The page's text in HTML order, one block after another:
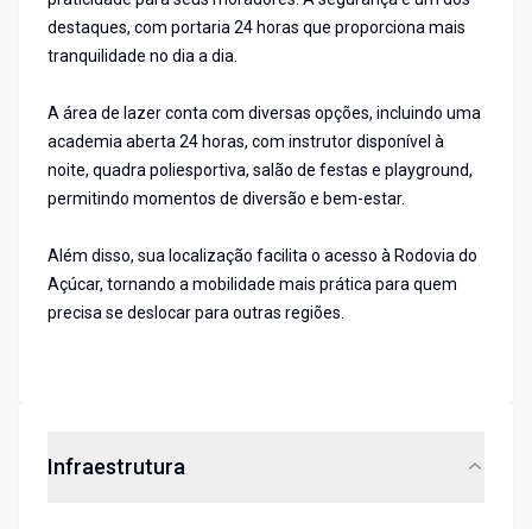
destaques, com portaria 24 horas que proporciona mais
tranquilidade no dia a dia.
A área de lazer conta com diversas opções, incluindo uma
academia aberta 24 horas, com instrutor disponível à
noite, quadra poliesportiva, salão de festas e playground,
permitindo momentos de diversão e bem-estar.
Além disso, sua localização facilita o acesso à Rodovia do
Açúcar, tornando a mobilidade mais prática para quem
precisa se deslocar para outras regiões.
Infraestrutura